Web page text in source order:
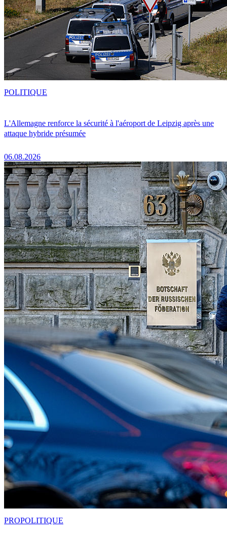
L'Allemagne renforce la sécurité à l'aéroport de Leipzig après une
attaque hybride présumée
06.08.2026
POLITIQUE
PROPOLITIQUE